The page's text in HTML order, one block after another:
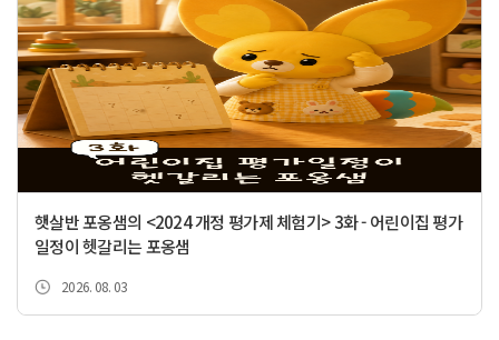
햇살반 포옹샘의 <2024 개정 평가제 체험기> 3화 - 어린이집 평가
일정이 헷갈리는 포옹샘
2026. 08. 03